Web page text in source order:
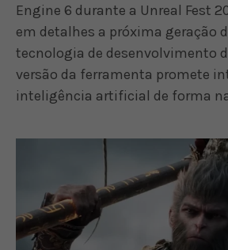
Engine 6 durante a Unreal Fest
em detalhes a próxima geração
tecnologia de desenvolvimento
versão da ferramenta promete
inteligência artificial de forma